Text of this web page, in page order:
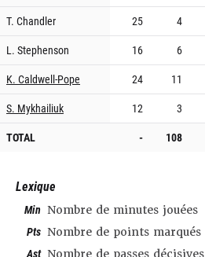
T. Chandler
25 4
L. Stephenson
16 6
K. Caldwell-Pope
24 11
S. Mykhailiuk
12 3
TOTAL
- 108
Lexique
Min Nombre de minutes jouées
Pts Nombre de points marqués
Ast Nombre de passes décisives